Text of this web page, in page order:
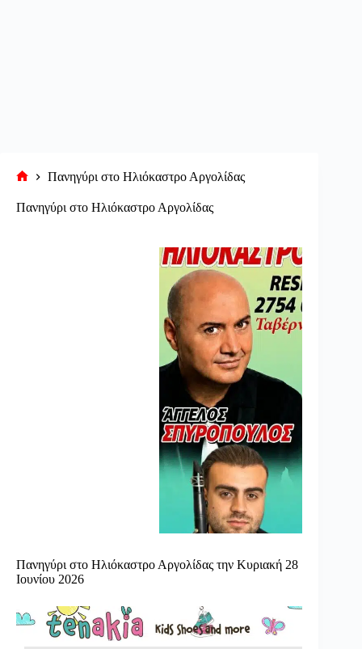
σελίδα
Πανηγύρι στο Ηλιόκαστρο Αργολίδας
Πανηγύρι στο Ηλιόκαστρο Αργολίδας
Πανηγύρι στο Ηλιόκαστρο Αργολίδας την Κυριακή 28
Ιουνίου 2026